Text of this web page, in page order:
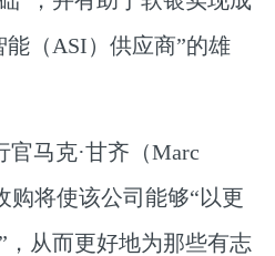
（ASI）供应商”的雄
马克·甘齐（Marc
购将使该公司能够“以更
从而更好地为那些有志